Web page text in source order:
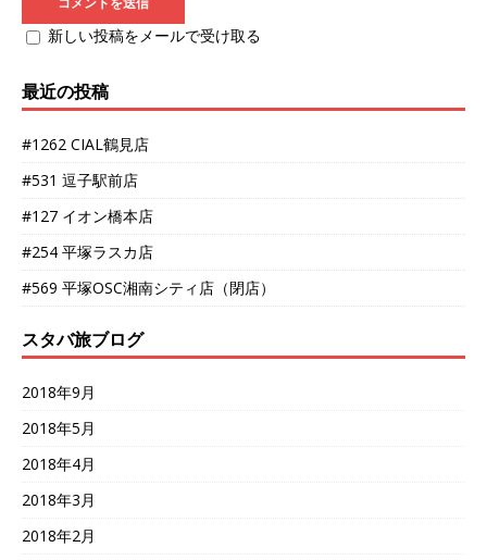
新しい投稿をメールで受け取る
最近の投稿
#1262 CIAL鶴見店
#531 逗子駅前店
#127 イオン橋本店
#254 平塚ラスカ店
#569 平塚OSC湘南シティ店（閉店）
スタバ旅ブログ
2018年9月
2018年5月
2018年4月
2018年3月
2018年2月